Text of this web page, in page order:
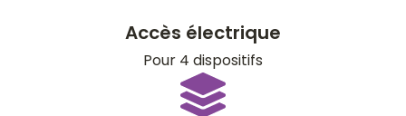
Accès électrique
Pour 4 dispositifs